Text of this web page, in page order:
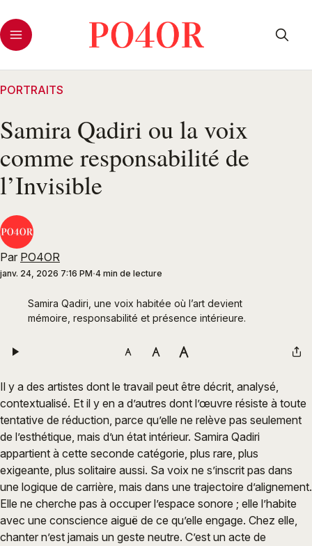
PORTRAITS
Samira Qadiri ou la voix
comme responsabilité de
l’Invisible
Par PO4OR
janv. 24, 2026 7:16 PM 4 min de lecture
Samira Qadiri, une voix habitée où l’art devient
mémoire, responsabilité et présence intérieure.
Il y a des artistes dont le travail peut être décrit, analysé,
contextualisé. Et il y en a d’autres dont l’œuvre résiste à toute
tentative de réduction, parce qu’elle ne relève pas seulement
de l’esthétique, mais d’un état intérieur. Samira Qadiri
appartient à cette seconde catégorie, plus rare, plus
exigeante, plus solitaire aussi. Sa voix ne s’inscrit pas dans
une logique de carrière, mais dans une trajectoire d’alignement.
Elle ne cherche pas à occuper l’espace sonore ; elle l’habite
avec une conscience aiguë de ce qu’elle engage. Chez elle,
chanter n’est jamais un geste neutre. C’est un acte de